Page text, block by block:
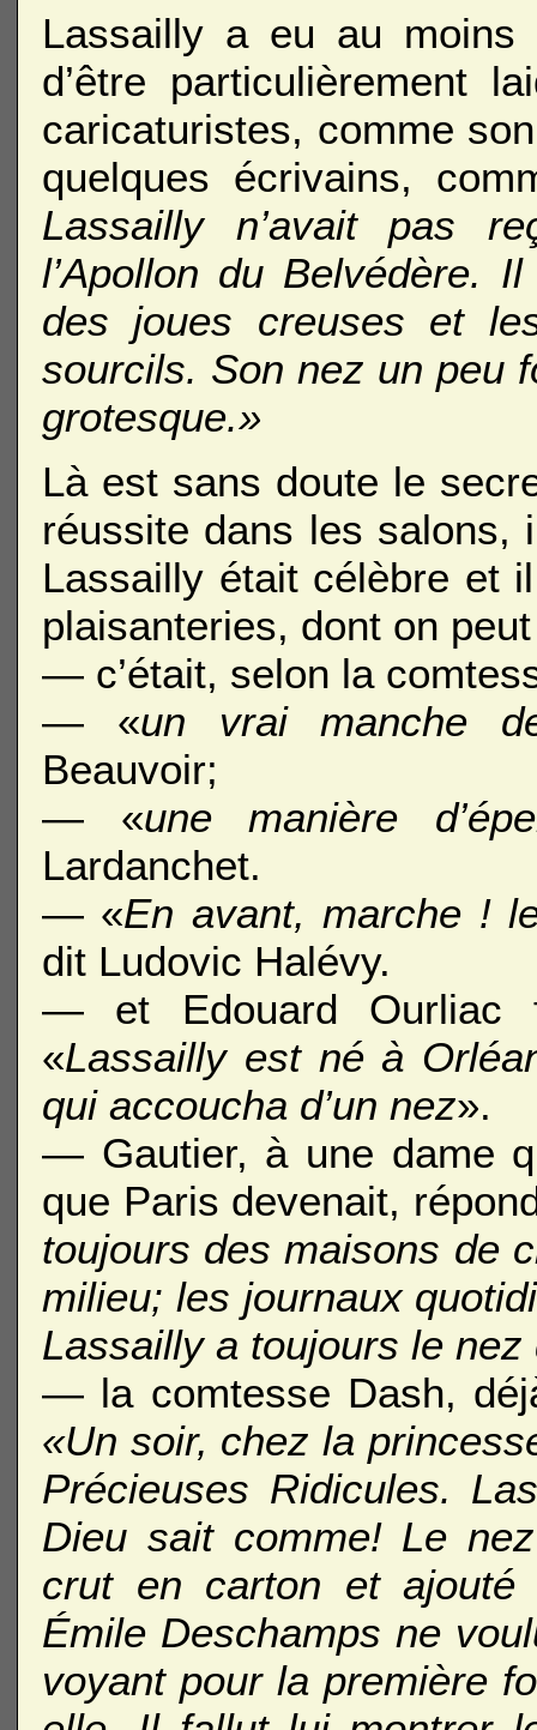
Lassailly a eu au
d’être particulièrement
caricaturistes, comme
quelques écrivains,
Lassailly n’avait pas
l’Apollon du Belvédère.
des joues creuses et
sourcils. Son nez un peu
grotesque.»
Là est sans doute le
réussite dans les salons,
Lassailly était célèbre et
plaisanteries, dont on
— c’était, selon la
— «un vrai manche
Beauvoir;
— «une manière
Lardanchet.
— «En avant, marche !
dit Ludovic Halévy.
— et Edouard Ourliac
«Lassailly est né à
qui accoucha d’un nez».
— Gautier, à une dame
que Paris devenait,
toujours des maisons de
milieu; les journaux
Lassailly a toujours le nez
— la comtesse Dash,
«Un soir, chez la
Précieuses Ridicules.
Dieu sait comme! Le
crut en carton et ajouté
Émile Deschamps ne
voyant pour la première